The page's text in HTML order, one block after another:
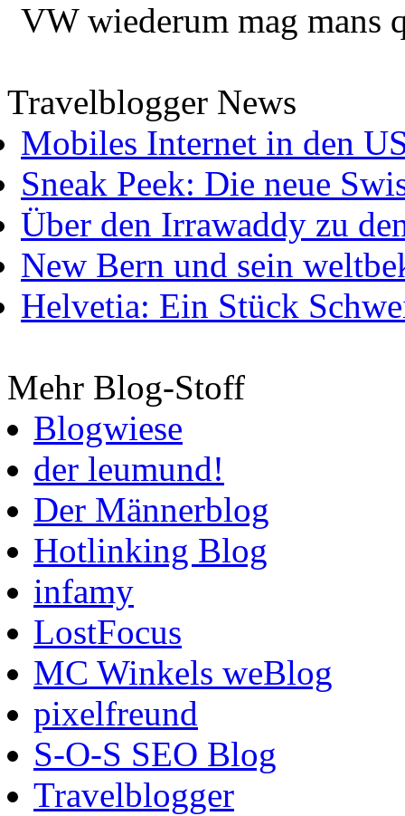
VW wiederum mag mans
Travelblogger News
Mobiles Internet in den
Sneak Peek: Die neue
Über den Irrawaddy zu
New Bern und sein
Helvetia: Ein Stück
Mehr Blog-Stoff
Blogwiese
der leumund!
Der Männerblog
Hotlinking Blog
infamy
LostFocus
MC Winkels weBlog
pixelfreund
S-O-S SEO Blog
Travelblogger